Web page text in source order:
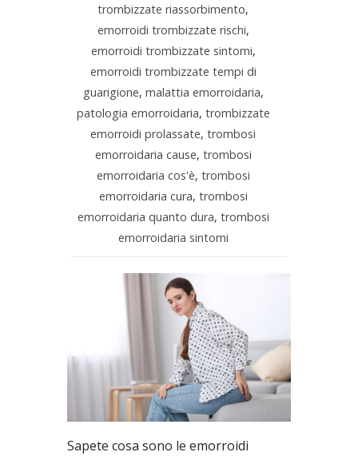
trombizzate riassorbimento,
emorroidi trombizzate rischi,
emorroidi trombizzate sintomi,
emorroidi trombizzate tempi di
guarigione, malattia emorroidaria,
patologia emorroidaria, trombizzate
emorroidi prolassate,trombosi
emorroidaria cause, trombosi
emorroidaria cos'è, trombosi
emorroidaria cura, trombosi
emorroidaria quanto dura, trombosi
emorroidaria sintomi
Sapete cosa sono le emorroidi